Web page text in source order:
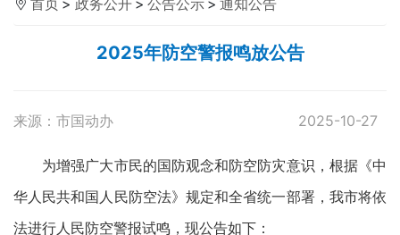
首页 > 政务公开 > 公告公示 > 通知公告
2025年防空警报鸣放公告
来源：市国动办 2025-10-27
为增强广大市民的国防观念和防空防灾意识，根据《中
华人民共和国人民防空法》规定和全省统一部署，我市将依
法进行人民防空警报试鸣，现公告如下：